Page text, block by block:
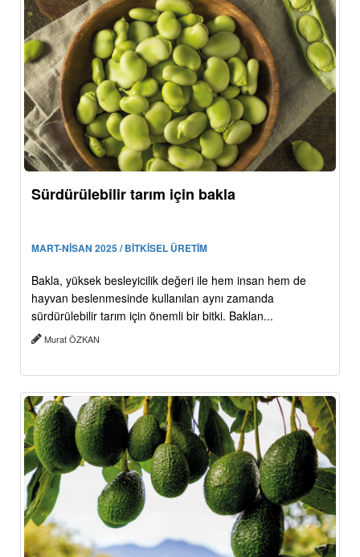
Sürdürülebilir tarım için bakla
MART-NİSAN 2025 / BİTKİSEL ÜRETİM
Bakla, yüksek besleyicilik değeri ile hem insan hem de
hayvan beslenmesinde kullanılan aynı zamanda
sürdürülebilir tarım için önemli bir bitki. Baklan...
Murat ÖZKAN